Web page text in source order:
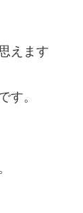
えます
す。